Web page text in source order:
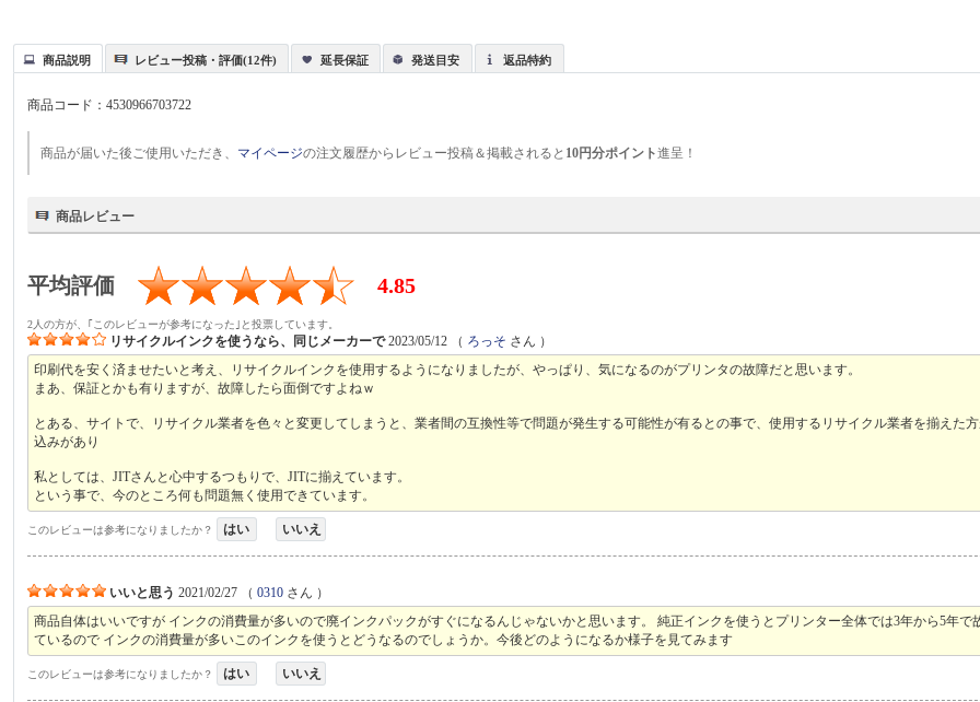
商品説明 レビュー投稿・評価(12件) 延長保証 発送目安 返品特約
商品コード：4530966703722
商品が届いた後ご使用いただき、 マイページの注文履歴からレビュー投稿＆掲載されると 10円分ポイント進呈！
商品レビュー
平均評価 4.85
2人の方が、｢このレビューが参考になった｣と投票しています。
リサイクルインクを使うなら、同じメーカーで 2023/05/12 （ ろっそ さん ）
印刷代を安く済ませたいと考え、リサイクルインクを使用するようになりましたが、やっぱり、気になるのがプリンタの故障だと思います。
まあ、保証とかも有りますが、故障したら面倒ですよねｗ
とある、サイトで、リサイクル業者を色々と変更してしまうと、業者間の互換性等で問題が発生する可能性が有るとの事で、使用するリサイクル業者を揃えた
込みがあり
私としては、JITさんと心中するつもりで、JITに揃えています。
という事で、今のところ何も問題無く使用できています。
このレビューは参考になりましたか？ はい いいえ
いいと思う 2021/02/27 （0310 さん ）
商品自体はいいですが インクの消費量が多いので廃インクパックがすぐになるんじゃないかと思います。 純正インクを使うとプリンター全体では3年から5年で
ているので インクの消費量が多いこのインクを使うとどうなるのでしょうか。今後どのようになるか様子を見てみます
このレビューは参考になりましたか？ はい いいえ